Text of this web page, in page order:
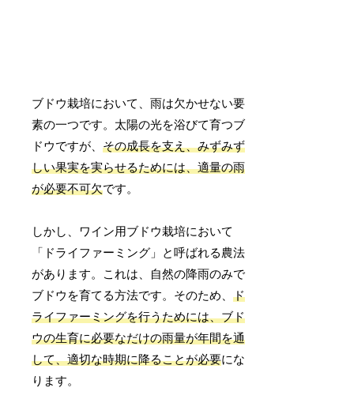
ブドウ栽培において、雨は欠かせない要
素の一つです。太陽の光を浴びて育つブ
ドウですが、その成長を支え、みずみず
しい果実を実らせるためには、適量の雨
が必要不可欠です。
しかし、ワイン用ブドウ栽培において
「ドライファーミング」と呼ばれる農法
があります。これは、自然の降雨のみで
ブドウを育てる方法です。そのため、ド
ライファーミングを行うためには、ブド
ウの生育に必要なだけの雨量が年間を通
して、適切な時期に降ることが必要にな
ります。